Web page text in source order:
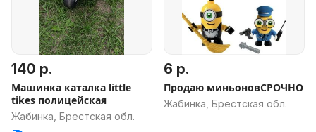
140 р.
Машинка каталка little
tikes полицейская
Жабинка, Брестская обл.
6 р.
Продаю миньоновСРОЧНО
Жабинка, Брестская обл.